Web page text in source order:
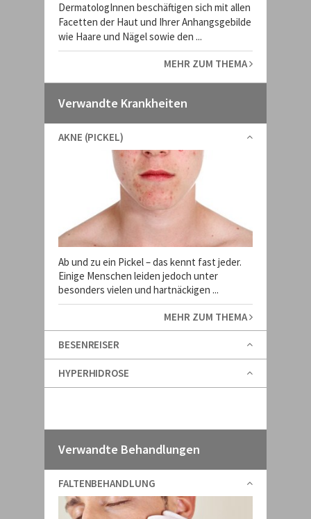
DermatologInnen beschäftigen sich mit allen
Facetten der Haut und Ihrer Anhangsgebilde
wie Haare und Nägel sowie den ...
MEHR ZUM THEMA
Verwandte Krankheiten
AKNE (PICKEL)
Ab und zu ein Pickel – das kennt fast jeder.
Einige Menschen leiden jedoch unter
besonders vielen und hartnäckigen ...
MEHR ZUM THEMA
BESENREISER
HYPERHIDROSE
Verwandte Behandlungen
FALTENBEHANDLUNG